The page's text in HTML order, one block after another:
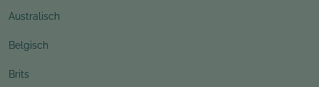
Australisch
Belgisch
Brits